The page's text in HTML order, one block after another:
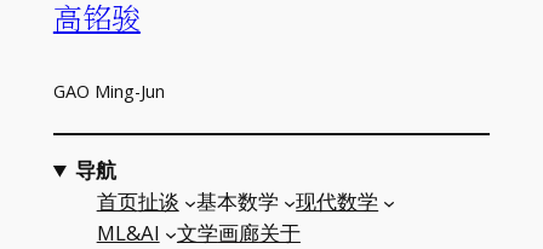
高铭骏
GAO Ming-Jun
导航
首页扯谈 基本数学
现代数学
ML&AI
文学画廊关于